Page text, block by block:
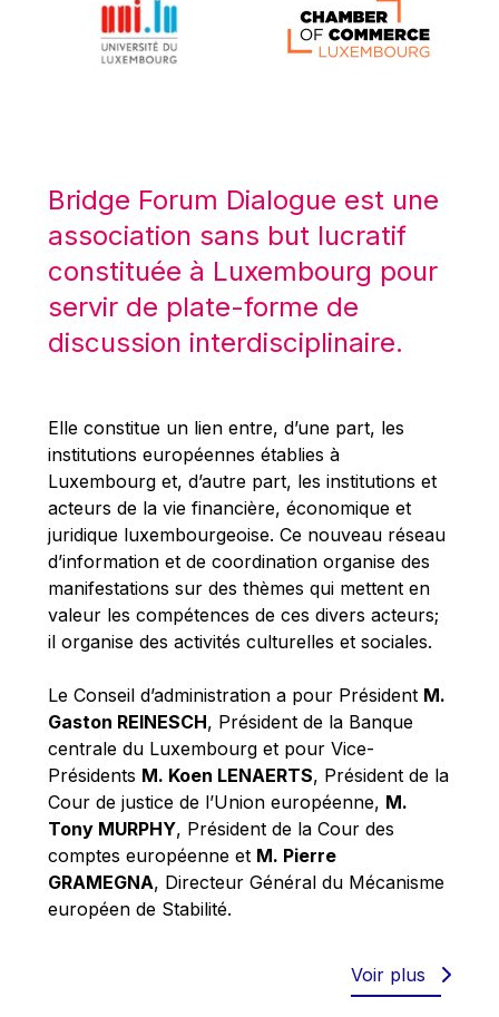
Lucas Papademos
Máire Geoghegan-Quinn
Mario Centeno
Mario Monti
Maroš ŠEFČOVIČ
Martin Bailey
Martine Reicherts
Michael Sohlman
Michel Goedert
Mireille Delmas-Marty
Nobuo Tanaka
Otmar Issing
Paolo Mengozzi
Paschal Donohoe
Pat Cox
Patrizia Nanz
Philippe Maystadt
Pierre Gramegna
Richard Pelly
Robert Goebbels
Robert REYNDERS
Bridge Forum Dialogue est une
association sans but lucratif
constituée à Luxembourg pour
servir de plate-forme de
discussion interdisciplinaire.
Elle constitue un lien entre, d’une part, les
institutions européennes établies à
Luxembourg et, d’autre part, les institutions et
acteurs de la vie financière, économique et
juridique luxembourgeoise. Ce nouveau réseau
d’information et de coordination organise des
manifestations sur des thèmes qui mettent en
valeur les compétences de ces divers acteurs;
il organise des activités culturelles et sociales.
Le Conseil d’administration a pour Président M.
Gaston REINESCH, Président de la Banque
centrale du Luxembourg et pour Vice-
Présidents M. Koen LENAERTS, Président de la
Cour de justice de l’Union européenne, M.
Tony MURPHY, Président de la Cour des
comptes européenne et M. Pierre
GRAMEGNA, Directeur Général du Mécanisme
européen de Stabilité.
Voir plus